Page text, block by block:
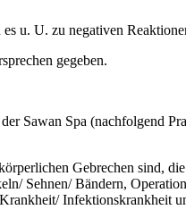
u. U. zu negativen
gegeben.
Sawan Spa (nachfolgend
Gebrechen sind,
Sehnen/ Bändern,
Infektionskrankheit